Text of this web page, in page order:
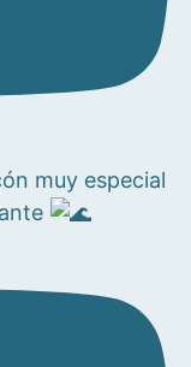
muy especial